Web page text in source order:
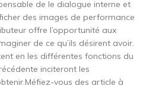
de le dialogue interne et
des images de performance
offre l’opportunité aux
de ce qu’ils désirent avoir.
en les différentes fonctions du
inciteront les
vous des article à